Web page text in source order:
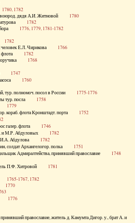
1780, 1782
дядя А.И. Житновой 1780
1782
1776, 1779, 1781-1782
1782
человек Е.Л. Чирикова 1766
флота 1782
поручика 1768
1747
насоса 1760
тур. полномоч. посол в России 1775-1776
тур. посла 1758
1779
кораб. флота Кронштадт. порта 1752
галер. флота 1746
и М.Р. Абдуловых 1782
И.А. Абдулова 1782
солдат Архангелогор. полка 1751
Адмиралтейства, принявший православие 1748
П.Ф. Хитровой 1781
1765-1767, 1782
1770
1776
принявший православие, житель д. Камумта Дигор. у., брат А. и